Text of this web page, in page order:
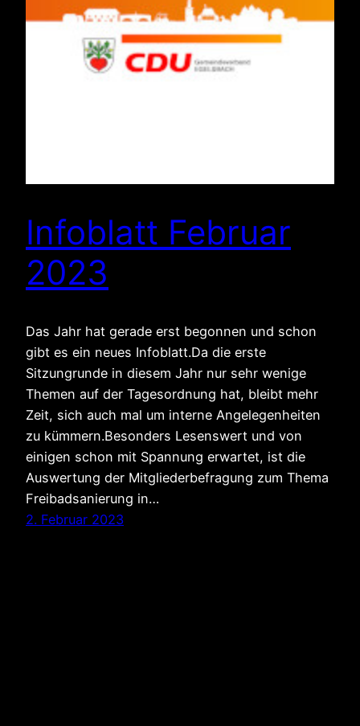
Infoblatt Februar
2023
Das Jahr hat gerade erst begonnen und schon
gibt es ein neues Infoblatt.Da die erste
Sitzungrunde in diesem Jahr nur sehr wenige
Themen auf der Tagesordnung hat, bleibt mehr
Zeit, sich auch mal um interne Angelegenheiten
zu kümmern.Besonders Lesenswert und von
einigen schon mit Spannung erwartet, ist die
Auswertung der Mitgliederbefragung zum Thema
Freibadsanierung in…
2. Februar 2023